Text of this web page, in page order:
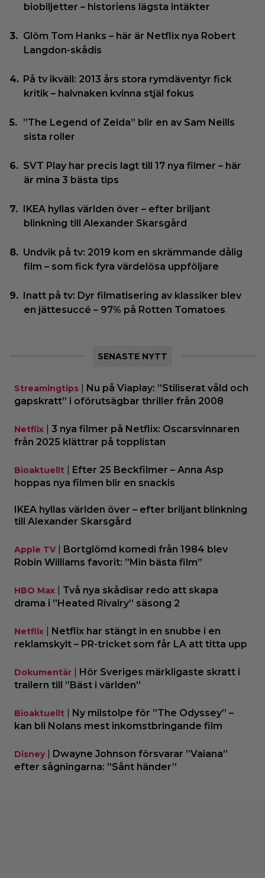
biobiljetter – historiens lägsta intäkter
Glöm Tom Hanks – här är Netflix nya Robert
Langdon-skådis
På tv ikväll: 2013 års stora rymdäventyr fick
kritik – halvnaken kvinna stjäl fokus
”The Legend of Zelda” blir en av Sam Neills
sista roller
SVT Play har precis lagt till 17 nya filmer – här
är mina 3 bästa tips
IKEA hyllas världen över – efter briljant
blinkning till Alexander Skarsgård
Undvik på tv: 2019 kom en skrämmande dålig
film – som fick fyra värdelösa uppföljare
Inatt på tv: Dyr filmatisering av klassiker blev
en jättesuccé – 97% på Rotten Tomatoes
SENASTE NYTT
Streamingtips
Nu på Viaplay: ”Stiliserat våld och
gapskratt” i oförutsägbar thriller från 2008
Netflix
3 nya filmer på Netflix: Oscarsvinnaren
från 2025 klättrar på topplistan
Bioaktuellt
Efter 25 Beckfilmer – Anna Asp
hoppas nya filmen blir en snackis
IKEA hyllas världen över – efter briljant blinkning
till Alexander Skarsgård
Apple TV|
Bortglömd komedi från 1984 blev
Robin Williams favorit: ”Min bästa film”
HBO Max
Två nya skådisar redo att skapa
drama i ”Heated Rivalry” säsong 2
Netflix
Netflix har stängt in en snubbe i en
reklamskylt – PR-tricket som får LA att titta upp
Dokumentär
Hör Sveriges märkligaste skratt i
trailern till ”Bäst i världen”
Bioaktuellt
Ny milstolpe för ”The Odyssey” –
kan bli Nolans mest inkomstbringande film
Disney|
Dwayne Johnson försvarar ”Vaiana”
efter sågningarna: ”Sånt händer”